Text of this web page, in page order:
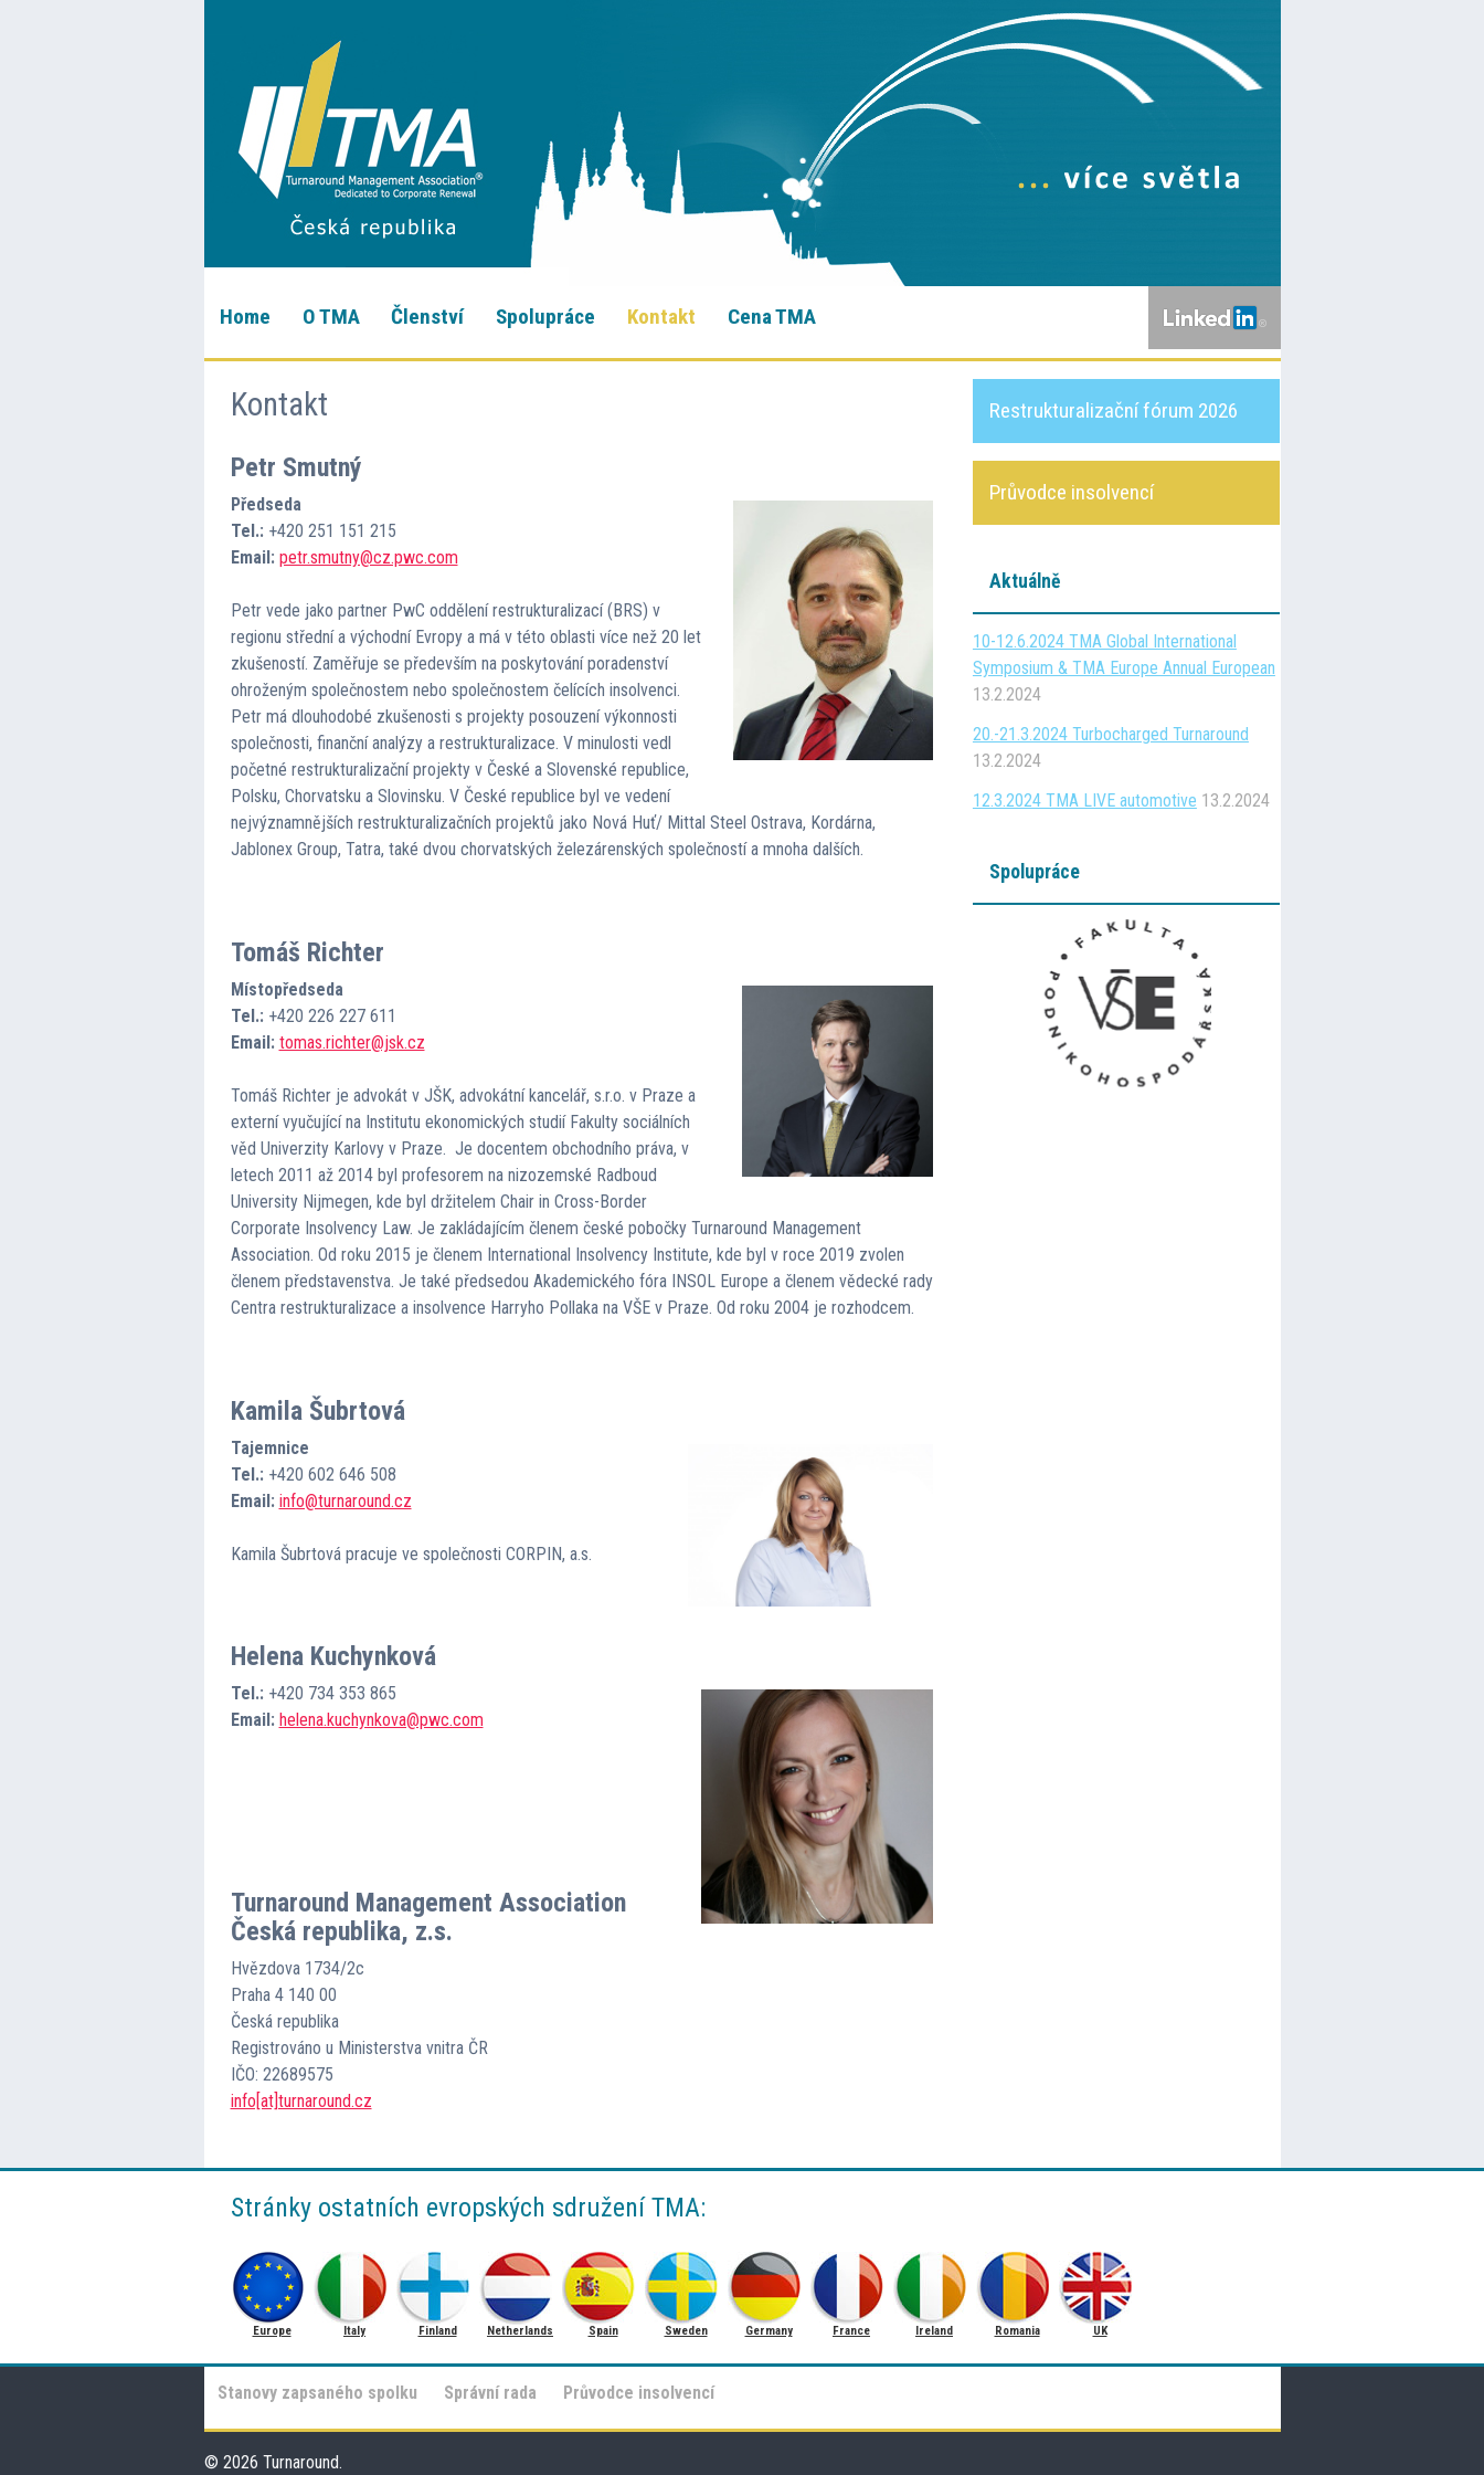
Home O TMA Členství Spolupráce Kontakt Cena TMA
Kontakt
Petr Smutný
Předseda
Tel.:+420 251 151 215
Email: petr.smutny@cz.pwc.com
Petr vede jako partner PwC oddělení restrukturalizací (BRS) v
regionu střední a východní Evropy a má v této oblasti více než 20 let
zkušeností. Zaměřuje se především na poskytování poradenství
ohroženým společnostem nebo společnostem čelících insolvenci.
Petr má dlouhodobé zkušenosti s projekty posouzení výkonnosti
společnosti, finanční analýzy a restrukturalizace. V minulosti vedl
početné restrukturalizační projekty v České a Slovenské republice,
Polsku, Chorvatsku a Slovinsku. V České republice byl ve vedení
nejvýznamnějších restrukturalizačních projektů jako Nová Huť/ Mittal Steel Ostrava, Kordárna,
Jablonex Group, Tatra, také dvou chorvatských železárenských společností a mnoha dalších.
Tomáš Richter
Místopředseda
Tel.:+420 226 227 611
Email: tomas.richter@jsk.cz
Tomáš Richter je advokát v JŠK, advokátní kancelář, s.r.o. v Praze a
externí vyučující na Institutu ekonomických studií Fakulty sociálních
věd Univerzity Karlovy v Praze. Je docentem obchodního práva, v
letech 2011 až 2014 byl profesorem na nizozemské Radboud
University Nijmegen, kde byl držitelem Chair in Cross-Border
Corporate Insolvency Law. Je zakládajícím členem české pobočky Turnaround Management
Association. Od roku 2015 je členem International Insolvency Institute, kde byl v roce 2019 zvolen
členem představenstva. Je také předsedou Akademického fóra INSOL Europe a členem vědecké rady
Centra restrukturalizace a insolvence Harryho Pollaka na VŠE v Praze. Od roku 2004 je rozhodcem.
Kamila Šubrtová
Tajemnice
Tel.:+420 602 646 508
Email: info@turnaround.cz
Kamila Šubrtová pracuje ve společnosti CORPIN, a.s.
Helena Kuchynková
Tel.:+420 734 353 865
Email: helena.kuchynkova@pwc.com
Turnaround Management Association
Česká republika, z.s.
Hvězdova 1734/2c
Praha 4 140 00
Česká republika
Registrováno u Ministerstva vnitra ČR
IČO: 22689575
info[at]turnaround.cz
Restrukturalizační fórum 2026
Průvodce insolvencí
Aktuálně
10-12.6.2024 TMA Global International
Symposium & TMA Europe Annual European
13.2.2024
20.-21.3.2024 Turbocharged Turnaround
13.2.2024
12.3.2024 TMA LIVE automotive 13.2.2024
Spolupráce
Stránky ostatních evropských sdružení TMA:
Europe Italy Finland Netherlands Spain Sweden Germany France Ireland Romania UK
Stanovy zapsaného spolku Správní rada Průvodce insolvencí
© 2026 Turnaround.